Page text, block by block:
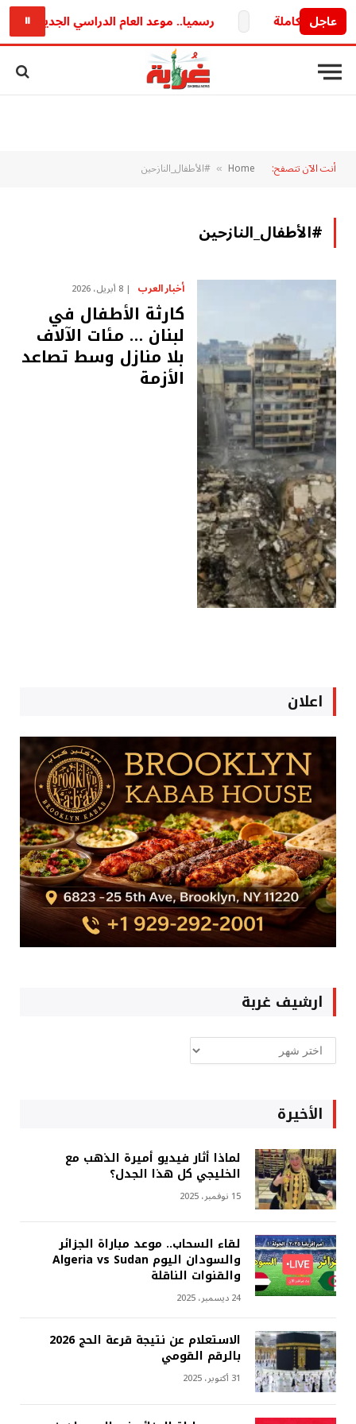
عاجل رسميا.. موعد العام الدراسي الجديد 2026/2027 وخريطة الدراسة والامتحانات كاملة ⏸
أنت الآن تتصفح: Home
» #الأطفال_النازحين
#الأطفال_النازحين
أخبار العرب 8 أبريل، 2026
كارثة الأطفال في
لبنان … مئات الآلاف
بلا منازل وسط تصاعد
الأزمة
اعلان
ارشيف غربة
ارشيف
غربة
الأخيرة
لماذا أثار فيديو أميرة الذهب مع
الخليجي كل هذا الجدل؟
15 نوفمبر، 2025
لقاء السحاب.. موعد مباراة الجزائر
والسودان اليوم Algeria vs Sudan
والقنوات الناقلة
24 ديسمبر، 2025
الاستعلام عن نتيجة قرعة الحج 2026
بالرقم القومي
31 أكتوبر، 2025